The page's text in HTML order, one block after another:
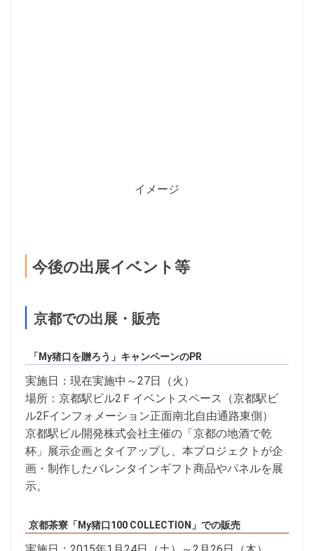
イメージ
今後の出展イベント等
京都での出展・販売
「My猪口を贈ろう」キャンペーンのPR
実施日：現在実施中～27日（火）
場所：京都駅ビル2Ｆイベントスペース（京都駅ビ
ル2Fインフォメーション正面南北自由通路東側）
京都駅ビル開発株式会社主催の「京都の地酒で乾
杯」展示企画とタイアップし、本プロジェクトが企
画・制作したバレンタインギフト商品やパネルを展
示。
京都茶寮「My猪口100 COLLECTION」での販売